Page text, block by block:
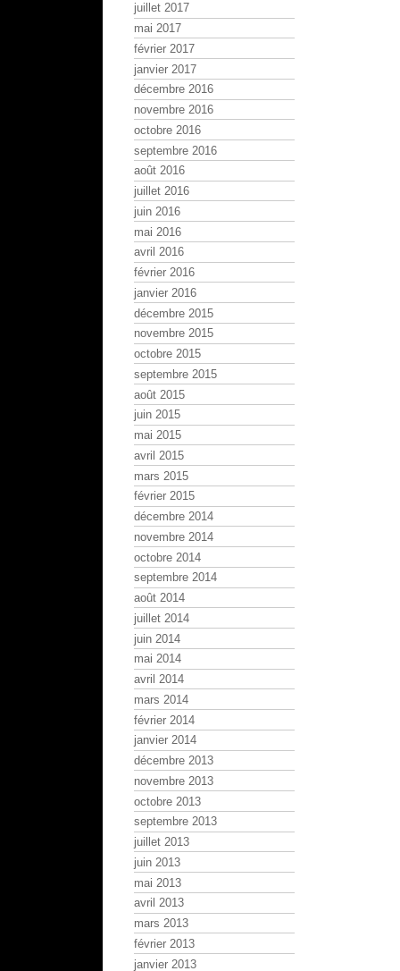
juillet 2017
mai 2017
février 2017
janvier 2017
décembre 2016
novembre 2016
octobre 2016
septembre 2016
août 2016
juillet 2016
juin 2016
mai 2016
avril 2016
février 2016
janvier 2016
décembre 2015
novembre 2015
octobre 2015
septembre 2015
août 2015
juin 2015
mai 2015
avril 2015
mars 2015
février 2015
décembre 2014
novembre 2014
octobre 2014
septembre 2014
août 2014
juillet 2014
juin 2014
mai 2014
avril 2014
mars 2014
février 2014
janvier 2014
décembre 2013
novembre 2013
octobre 2013
septembre 2013
juillet 2013
juin 2013
mai 2013
avril 2013
mars 2013
février 2013
janvier 2013